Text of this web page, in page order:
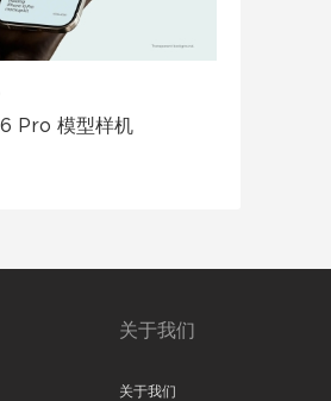
Pro 模型样机
关于我们
关于我们